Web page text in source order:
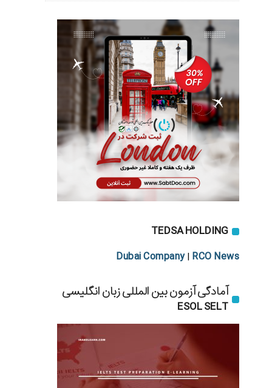
TEDSA HOLDING
Dubai Company| RCO News
آمادگی آزمون بین المللی زبان انگلیسی
ESOL SELT